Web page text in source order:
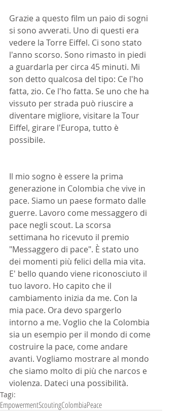
Grazie a questo film un paio di sogni
si sono avverati. Uno di questi era
vedere la Torre Eiffel. Ci sono stato
l'anno scorso. Sono rimasto in piedi
a guardarla per circa 45 minuti. Mi
son detto qualcosa del tipo: Ce l'ho
fatta, zio. Ce l'ho fatta. Se uno che ha
vissuto per strada può riuscire a
diventare migliore, visitare la Tour
Eiffel, girare l'Europa, tutto è
possibile.
Il mio sogno è essere la prima
generazione in Colombia che vive in
pace. Siamo un paese formato dalle
guerre. Lavoro come messaggero di
pace negli scout. La scorsa
settimana ho ricevuto il premio
"Messaggero di pace". È stato uno
dei momenti più felici della mia vita.
E' bello quando viene riconosciuto il
tuo lavoro. Ho capito che il
cambiamento inizia da me. Con la
mia pace. Ora devo spargerlo
intorno a me. Voglio che la Colombia
sia un esempio per il mondo di come
costruire la pace, come andare
avanti. Vogliamo mostrare al mondo
che siamo molto di più che narcos e
violenza. Dateci una possibilità.
Tagi:
EmpowermentScoutingColombiaPeace